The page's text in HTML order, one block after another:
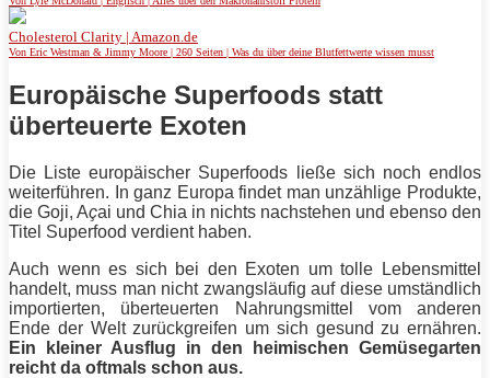
Cholesterol Clarity | Amazon.de
Von Eric Westman & Jimmy Moore | 260 Seiten | Was du über deine Blutfettwerte wissen musst
Europäische Superfoods statt
überteuerte Exoten
Die Liste europäischer Superfoods ließe sich noch endlos
weiterführen. In ganz Europa findet man unzählige Produkte,
die Goji, Açai und Chia in nichts nachstehen und ebenso den
Titel Superfood verdient haben.
Auch wenn es sich bei den Exoten um tolle Lebensmittel
handelt, muss man nicht zwangsläufig auf diese umständlich
importierten, überteuerten Nahrungsmittel vom anderen
Ende der Welt zurückgreifen um sich gesund zu ernähren.
Ein kleiner Ausflug in den heimischen Gemüsegarten
reicht da oftmals schon aus.